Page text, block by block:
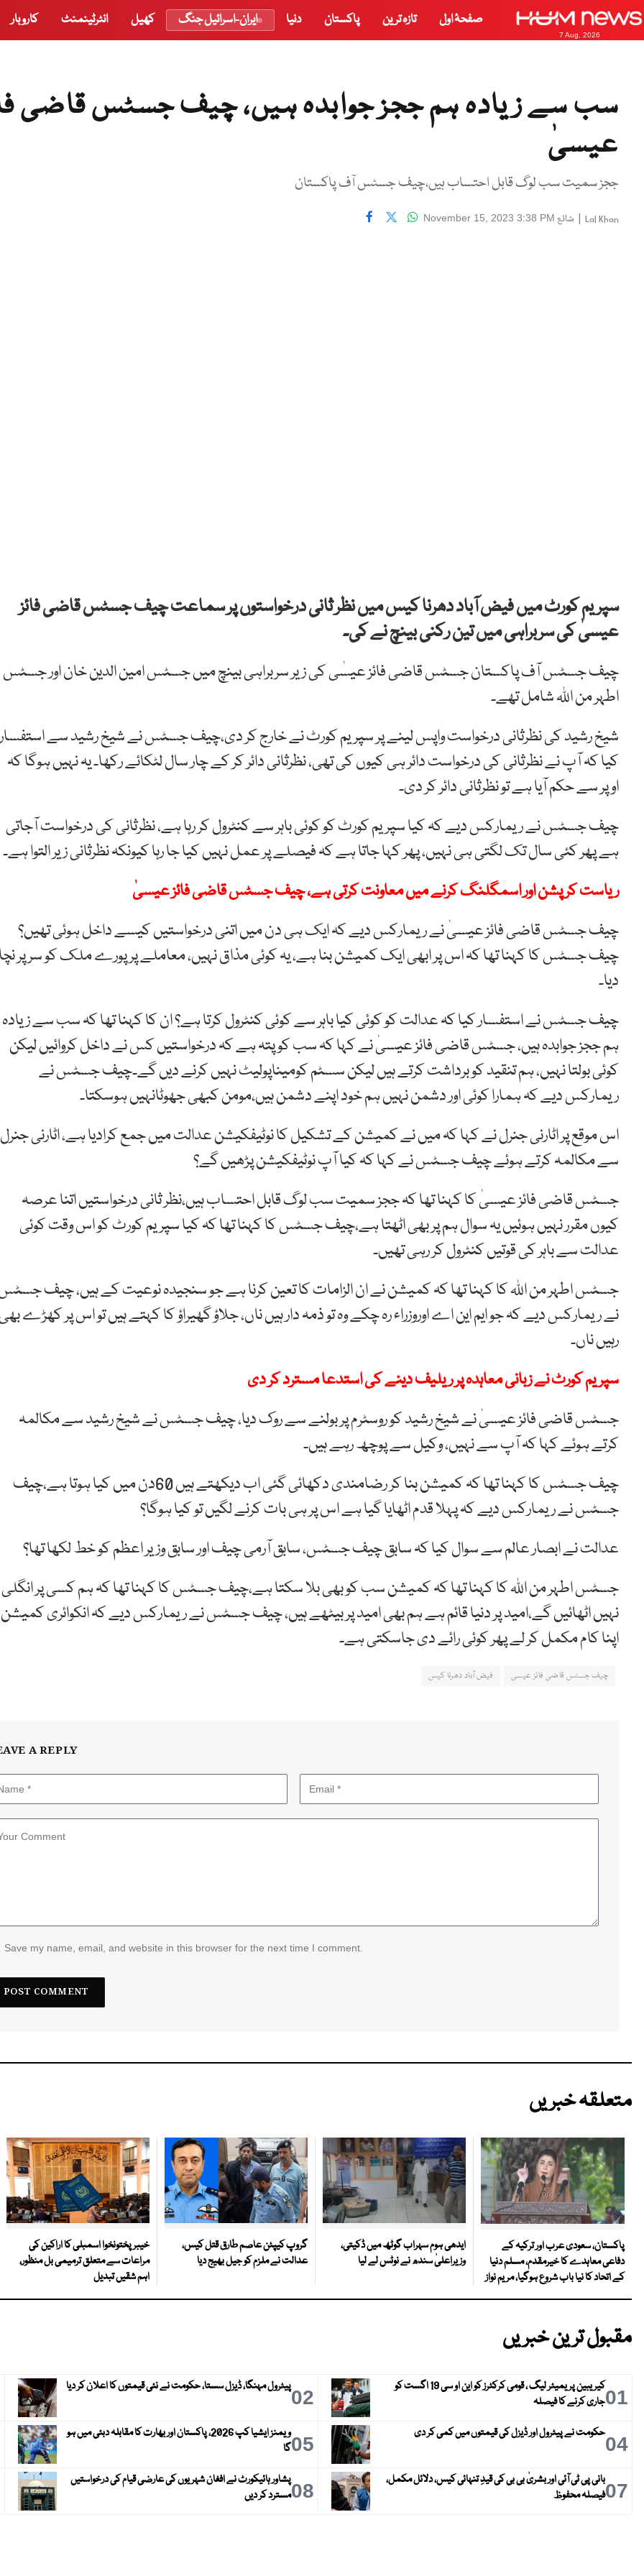
7 Aug, 2026
صفحۂ اول تازہ ترین پاکستان دنیا ایران-اسرائیل جنگ کھیل انٹرٹینمنٹ کاروبار
سب سے زیادہ ہم ججز جوابدہ ہیں، چیف جسٹس قاضی
عیسیٰ
ججز سمیت سب لوگ قابل احتساب ہیں،چیف جسٹس آف پاکستان
Lal Khan
| شائع November 15, 2023 3:38 PM
سپریم کورٹ میں فیض آباد دھرنا کیس میں نظر ثانی درخواستوں پر سماعت چیف جسٹس قاضی فائز
عیسیٰ کی سربراہی میں تین رکنی بینچ نے کی۔
چیف جسٹس آف پاکستان جسٹس قاضی فائز عیسٰی کی زیر سربراہی بینچ میں جسٹس امین الدین خان اور جسٹس
اطہر من اللہ شامل تھے۔
شیخ رشید کی نظرثانی درخواست واپس لینے پر سپریم کورٹ نے خارج کر دی،چیف جسٹس نے شیخ رشید سے استفسار
کیا کہ آپ نے نظرثانی کی درخواست دائر ہی کیوں کی تھی، نظرثانی دائر کر کے چار سال لٹکائے رکھا۔ یہ نہیں ہوگا کہ
اوپر سے حکم آیا ہے تو نظرثانی دائر کر دی۔
چیف جسٹس نے ریمارکس دیے کہ کیا سپریم کورٹ کو کوئی باہر سے کنٹرول کر رہا ہے، نظرثانی کی درخواست آجاتی
ہے پھر کئی سال تک لگتی ہی نہیں، پھر کہا جاتا ہے کہ فیصلے پر عمل نہیں کیا جا رہا کیونکہ نظرثانی زیر التوا ہے۔
ریاست کرپشن اور اسمگلنگ کرنے میں معاونت کرتی ہے، چیف جسٹس قاضی فائز عیسیٰ
چیف جسٹس قاضی فائز عیسیٰ نے ریمارکس دیے کہ ایک ہی دن میں اتنی درخواستیں کیسے داخل ہوئی تھیں؟
چیف جسٹس کا کہنا تھا کہ اس پر ابھی ایک کمیشن بنا ہے، یہ کوئی مذاق نہیں، معاملے پر پورے ملک کو سر پر
دیا۔
چیف جسٹس نے استفسار کیا کہ عدالت کو کوئی کیا باہر سے کوئی کنٹرول کرتا ہے؟ ان کا کہنا تھا کہ سب سے زیادہ
ہم ججز جوابدہ ہیں، جسٹس قاضی فائز عیسیٰ نے کہا کہ سب کو پتہ ہے کہ درخواستیں کس نے داخل کروائیں لیکن
کوئی بولتا نہیں، ہم تنقید کو برداشت کرتے ہیں لیکن سسٹم کومیناپولیٹ نہیں کرنے دیں گے۔چیف جسٹس نے
ریمارکس دیے کہ ہمارا کوئی اور دشمن نہیں ہم خود اپنے دشمن ہیں،مومن کبھی جھوٹانہیں ہوسکتا۔
اس موقع پر اٹارنی جنرل نے کہا کہ میں نے کمیشن کے تشکیل کا نوٹیفکیشن عدالت میں جمع کرادیا ہے، اٹارنی جنرل
سے مکالمہ کرتے ہوئے چیف جسٹس نے کہا کہ کیا آپ نوٹیفکیشن پڑھیں گے؟
جسٹس قاضی فائز عیسیٰ کا کہنا تھا کہ ججز سمیت سب لوگ قابل احتساب ہیں،نظر ثانی درخواستیں اتنا عرصہ
کیوں مقرر نہیں ہوئیں یہ سوال ہم پر بھی اٹھتا ہے،چیف جسٹس کا کہنا تھا کہ کیا سپریم کورٹ کو اس وقت کوئی
عدالت سے باہر کی قوتیں کنٹرول کر رہی تھیں۔
جسٹس اطہر من اللہ کا کہنا تھا کہ کمیشن نے ان الزامات کا تعین کرنا ہے جو سنجیدہ نوعیت کے ہیں، چیف
نے ریمارکس دیے کہ جو ایم این اے اوروزراء رہ چکے وہ تو ذمہ دار ہیں ناں، جلاؤ گھیراؤ کا کہتے ہیں تو اس پر کھڑے
رہیں ناں۔
سپریم کورٹ نے زبانی معاہدہ پر ریلیف دینے کی استدعا مسترد کر دی
جسٹس قاضی فائز عیسیٰ نے شیخ رشید کو روسٹرم پر بولنے سے روک دیا، چیف جسٹس نے شیخ رشید سے مکالمہ
کرتے ہوئے کہا کہ آپ سے نہیں، وکیل سے پوچھ رہے ہیں۔
چیف جسٹس کا کہنا تھا کہ کمیشن بنا کر رضامندی دکھائی گئی اب دیکھتے ہیں 60دن میں کیا ہوتا ہے،چیف
جسٹس نے ریمارکس دیے کہ پہلا قدم اٹھایا گیا ہے اس پر ہی بات کرنے لگیں تو کیا ہوگا؟
عدالت نے ابصار عالم سے سوال کیا کہ سابق چیف جسٹس، سابق آرمی چیف اور سابق وزیر اعظم کو خط لکھا تھا؟
جسٹس اطہر من اللہ کا کہنا تھا کہ کمیشن سب کو بھی بلا سکتا ہے،چیف جسٹس کا کہنا تھا کہ ہم کسی پر انگلی
نہیں اٹھائیں گے،امید پر دنیا قائم ہے ہم بھی امید پر بیٹھے ہیں، چیف جسٹس نے ریمارکس دیے کہ انکوائری کمیشن
اپنا کام مکمل کر لے پھر کوئی رائے دی جاسکتی ہے۔
چیف جسٹس قاضی فائز عیسی فیض آباد دھرنا کیس
A REPLY
Save my name, email, and website in this browser for the next time I comment.
متعلقہ خبریں
پاکستان، سعودی عرب اور ترکیہ کے
دفاعی معاہدے کا خیرمقدم، مسلم دنیا
کے اتحاد کا نیا باب شروع ہوگیا، مریم نواز
ایدھی ہوم سہراب گوٹھ میں ڈکیتی،
وزیراعلیٰ سندھ نے نوٹس لے لیا
گروپ کیپٹن عاصم طارق قتل کیس،
عدالت نے ملزم کو جیل بھیج دیا
خیبرپختونخوا اسمبلی کا اراکین کی
مراعات سے متعلق ترمیمی بل منظور،
اہم شقیں تبدیل
مقبول ترین خبریں
01
کیریبین پریمیئر لیگ ، قومی کرکٹرز کو این او سی 19 اگست کو
جاری کرنے کا فیصلہ
02پیٹرول مہنگا، ڈیزل سستا، حکومت نے نئی قیمتوں کا اعلان کر دیا
04حکومت نے پیٹرول اور ڈیزل کی قیمتوں میں کمی کر دی 05
ویمنز ایشیا کپ 2026، پاکستان اور بھارت کا مقابلہ دبئی میں ہو
گا
07بانی پی ٹی آئی اور بشریٰ بی بی کی قیدِ تنہائی کیس، دلائل مکمل،
فیصلہ محفوظ
08پشاور ہائیکورٹ نے افغان شہریوں کی عارضی قیام کی درخواستیں
مسترد کر دیں